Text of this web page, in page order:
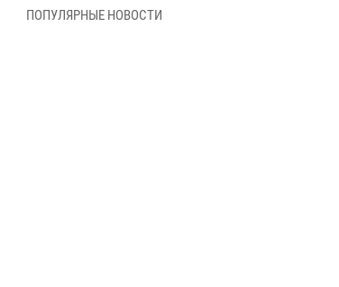
В Управлении Росгвардии по Архангельской
ПОПУЛЯРНЫЕ НОВОСТИ